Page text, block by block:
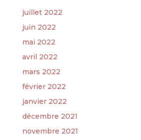
juillet 2022
juin 2022
mai 2022
avril 2022
mars 2022
février 2022
janvier 2022
décembre 2021
novembre 2021